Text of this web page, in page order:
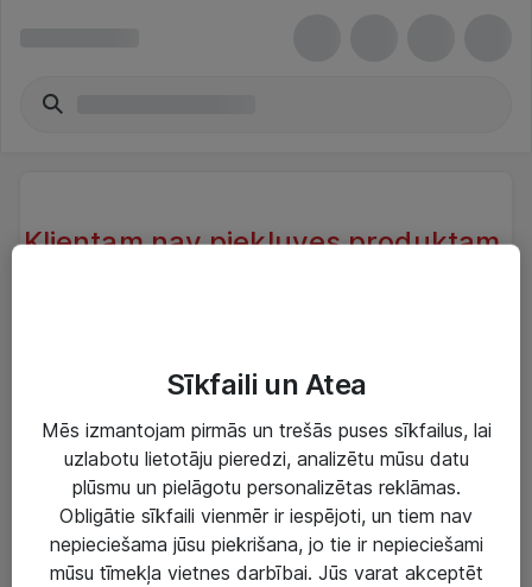
Klientam nav piekļuves produktam.
Try another search or take a look at our similar
Sīkfaili un Atea
Mēs izmantojam pirmās un trešās puses sīkfailus, lai
uzlabotu lietotāju pieredzi, analizētu mūsu datu
plūsmu un pielāgotu personalizētas reklāmas.
Obligātie sīkfaili vienmēr ir iespējoti, un tiem nav
nepieciešama jūsu piekrišana, jo tie ir nepieciešami
mūsu tīmekļa vietnes darbībai. Jūs varat akceptēt